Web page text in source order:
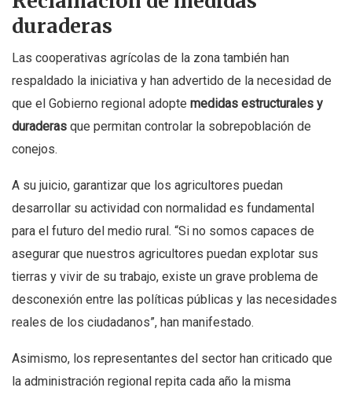
duraderas
Las cooperativas agrícolas de la zona también han
respaldado la iniciativa y han advertido de la necesidad de
que el Gobierno regional adopte medidas estructurales y
duraderas que permitan controlar la sobrepoblación de
conejos.
A su juicio, garantizar que los agricultores puedan
desarrollar su actividad con normalidad es fundamental
para el futuro del medio rural. “Si no somos capaces de
asegurar que nuestros agricultores puedan explotar sus
tierras y vivir de su trabajo, existe un grave problema de
desconexión entre las políticas públicas y las necesidades
reales de los ciudadanos”, han manifestado.
Asimismo, los representantes del sector han criticado que
la administración regional repita cada año la misma